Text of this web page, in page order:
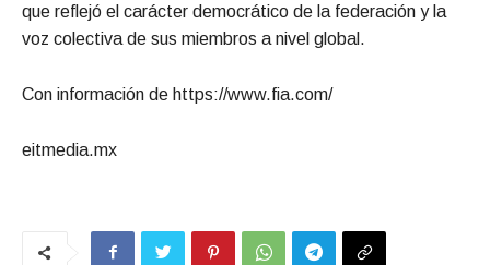
que reflejó el carácter democrático de la federación y la
voz colectiva de sus miembros a nivel global.
Con información de https://www.fia.com/
eitmedia.mx